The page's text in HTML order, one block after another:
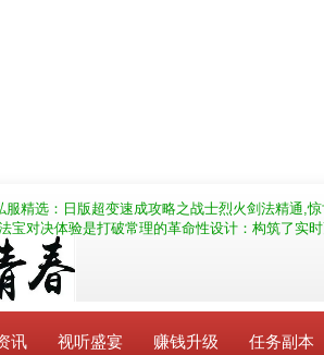
服精选：日版超变速成攻略之战士烈火剑法精通,
宝对决体验是打破常理的革命性设计：构筑了实
讯 视听盛宴 赚钱升级 任务副本